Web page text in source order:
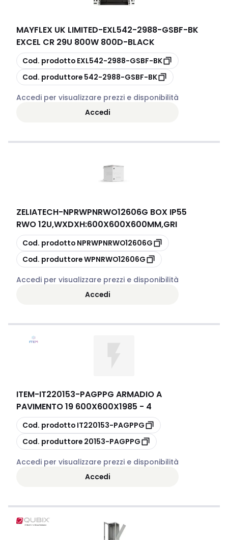
MAYFLEX UK LIMITED-EXL542-2988-GSBF-BK
EXCEL CR 29U 800W 800D-BLACK
copia
Cod. prodotto EXL542-2988-GSBF-BK
copia
Cod. produttore 542-2988-GSBF-BK
Accedi per visualizzare prezzi e disponibilità
Accedi
ZELIATECH-NPRWPNRWO12606G BOX IP55
RWO 12U,WXDXH:600X600X600MM,GRI
copia
Cod. prodotto NPRWPNRWO12606G
copia
Cod. produttoreWPNRWO12606G
Accedi per visualizzare prezzi e disponibilità
Accedi
ITEM-IT220153-PAGPPG ARMADIO A
PAVIMENTO 19 600X600X1985 - 4
copia
Cod. prodotto IT220153-PAGPPG
copia
Cod. produttore 20153-PAGPPG
Accedi per visualizzare prezzi e disponibilità
Accedi